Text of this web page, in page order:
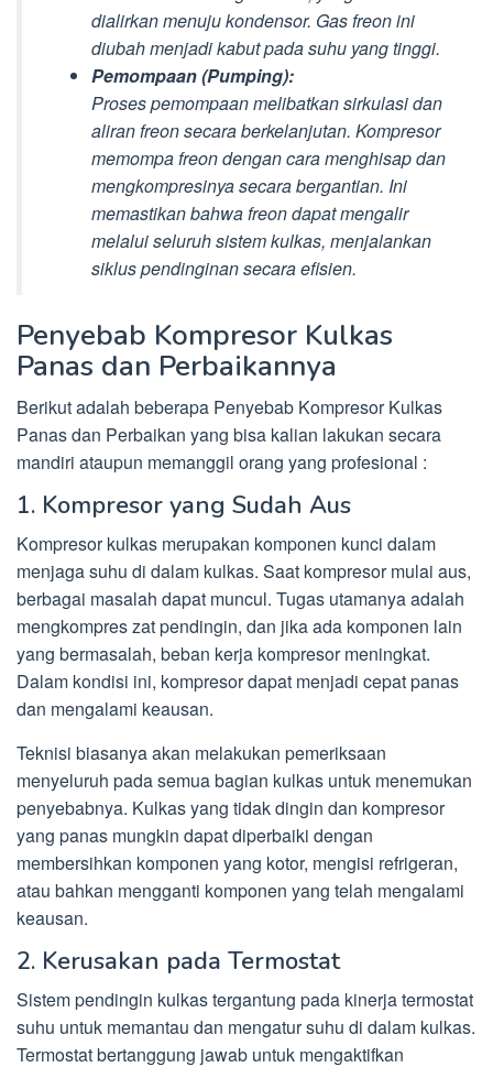
dialirkan menuju kondensor. Gas freon ini
diubah menjadi kabut pada suhu yang tinggi.
Pemompaan (Pumping):
Proses pemompaan melibatkan sirkulasi dan
aliran freon secara berkelanjutan. Kompresor
memompa freon dengan cara menghisap dan
mengkompresinya secara bergantian. Ini
memastikan bahwa freon dapat mengalir
melalui seluruh sistem kulkas, menjalankan
siklus pendinginan secara efisien.
Penyebab Kompresor Kulkas
Panas dan Perbaikannya
Berikut adalah beberapa Penyebab Kompresor Kulkas
Panas dan Perbaikan yang bisa kalian lakukan secara
mandiri ataupun memanggil orang yang profesional :
1. Kompresor yang Sudah Aus
Kompresor kulkas merupakan komponen kunci dalam
menjaga suhu di dalam kulkas. Saat kompresor mulai aus,
berbagai masalah dapat muncul. Tugas utamanya adalah
mengkompres zat pendingin, dan jika ada komponen lain
yang bermasalah, beban kerja kompresor meningkat.
Dalam kondisi ini, kompresor dapat menjadi cepat panas
dan mengalami keausan.
Teknisi biasanya akan melakukan pemeriksaan
menyeluruh pada semua bagian kulkas untuk menemukan
penyebabnya. Kulkas yang tidak dingin dan kompresor
yang panas mungkin dapat diperbaiki dengan
membersihkan komponen yang kotor, mengisi refrigeran,
atau bahkan mengganti komponen yang telah mengalami
keausan.
2. Kerusakan pada Termostat
Sistem pendingin kulkas tergantung pada kinerja termostat
suhu untuk memantau dan mengatur suhu di dalam kulkas.
Termostat bertanggung jawab untuk mengaktifkan